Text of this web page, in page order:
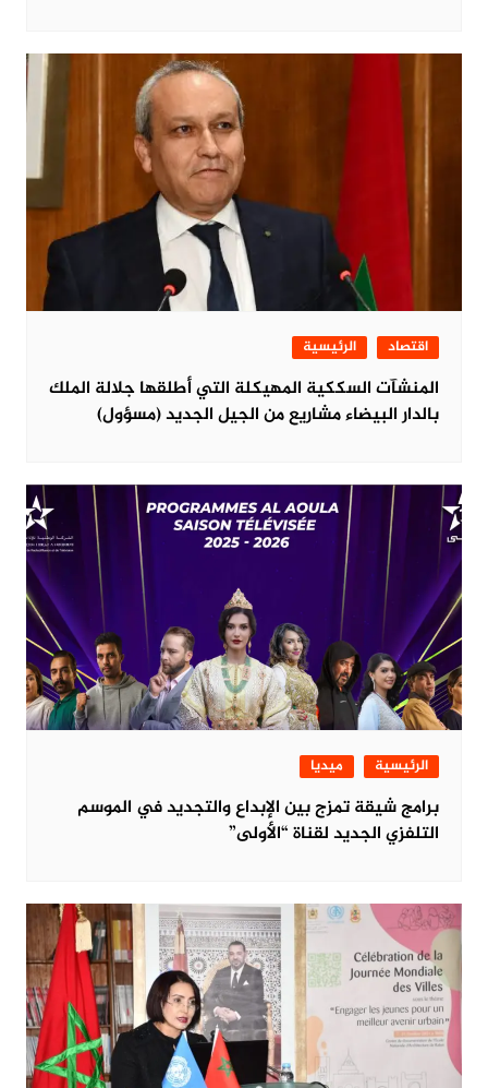
اقتصاد الرئيسية
المنشآت السككية المهيكلة التي أطلقها جلالة الملك
بالدار البيضاء مشاريع من الجيل الجديد (مسؤول)
الرئيسية ميديا
برامج شيقة تمزج بين الإبداع والتجديد في الموسم
التلفزي الجديد لقناة “الأولى”